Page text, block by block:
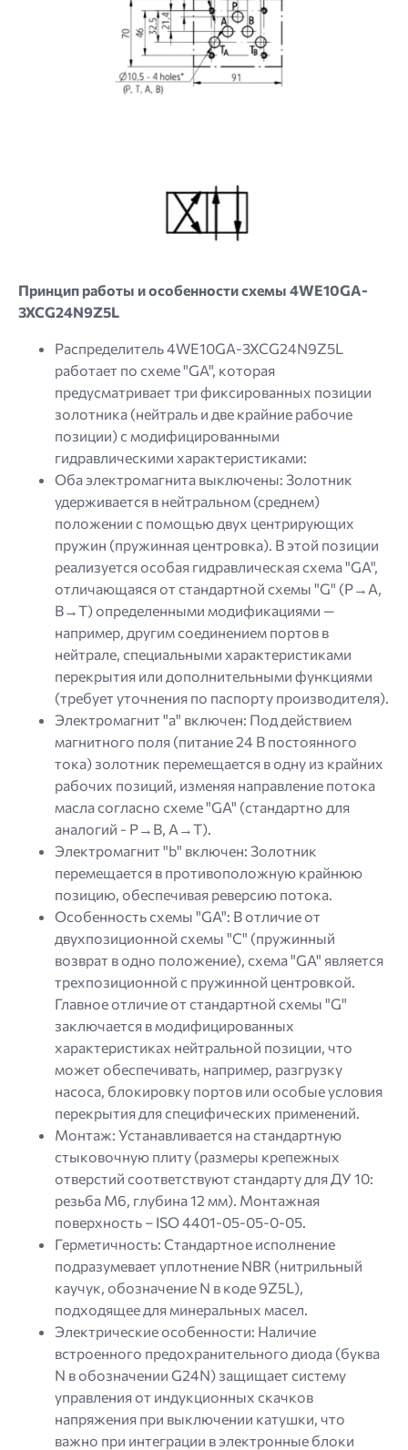
Принцип работы и особенности схемы 4WE10GA-
3XCG24N9Z5L
Распределитель 4WE10GA-3XCG24N9Z5L
работает по схеме "GA", которая
предусматривает три фиксированных позиции
золотника (нейтраль и две крайние рабочие
позиции) с модифицированными
гидравлическими характеристиками:
Оба электромагнита выключены: Золотник
удерживается в нейтральном (среднем)
положении с помощью двух центрирующих
пружин (пружинная центровка). В этой позиции
реализуется особая гидравлическая схема "GA",
отличающаяся от стандартной схемы "G" (P→A,
B→T) определенными модификациями —
например, другим соединением портов в
нейтрале, специальными характеристиками
перекрытия или дополнительными функциями
(требует уточнения по паспорту производителя).
Электромагнит "а" включен: Под действием
магнитного поля (питание 24 В постоянного
тока) золотник перемещается в одну из крайних
рабочих позиций, изменяя направление потока
масла согласно схеме "GA" (стандартно для
аналогий - P→B, A→T).
Электромагнит "b" включен: Золотник
перемещается в противоположную крайнюю
позицию, обеспечивая реверсию потока.
Особенность схемы "GA": В отличие от
двухпозиционной схемы "C" (пружинный
возврат в одно положение), схема "GA" является
трехпозиционной с пружинной центровкой.
Главное отличие от стандартной схемы "G"
заключается в модифицированных
характеристиках нейтральной позиции, что
может обеспечивать, например, разгрузку
насоса, блокировку портов или особые условия
перекрытия для специфических применений.
Монтаж: Устанавливается на стандартную
стыковочную плиту (размеры крепежных
отверстий соответствуют стандарту для ДУ 10:
резьба M6, глубина 12 мм). Монтажная
поверхность – ISO 4401-05-05-0-05.
Герметичность: Стандартное исполнение
подразумевает уплотнение NBR (нитрильный
каучук, обозначение N в коде 9Z5L),
подходящее для минеральных масел.
Электрические особенности: Наличие
встроенного предохранительного диода (буква
N в обозначении G24N) защищает систему
управления от индукционных скачков
напряжения при выключении катушки, что
важно при интеграции в электронные блоки